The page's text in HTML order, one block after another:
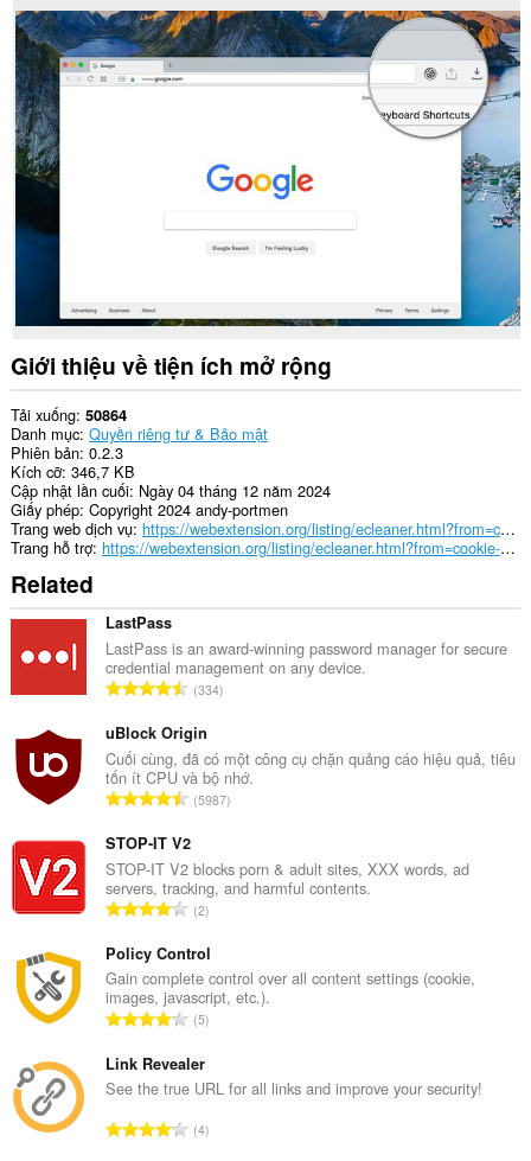
clear
recent
browsing
history,
cookies,
downloads,
passwords
and
related
data.
Giới thiệu về tiện ích mở rộng
Tải xuống 50864
Danh mục Quyền riêng tư & Bảo mật
Phiên bản 0.2.3
Kích cỡ 346,7 KB
Cập nhật lần cuối Ngày 04 tháng 12 năm 2024
Giấy phép Copyright 2024 andy-portmen
Trang web dịch vụ
https://webextension.org/listing/ecleaner.html?from=cookie-cleaner
Trang hỗ trợ
https://webextension.org/listing/ecleaner.html?from=cookie-cleaner
Related
LastPass
LastPass is an award-winning password manager for secure
credential management on any device.
T
n
g
s
ố
ế
p
h
ạ
n
g
:
334
uBlock Origin
Cuối cùng, đã có một công cụ chặn quảng cáo hiệu quả, tiêu
tốn ít CPU và bộ nhớ.
T
n
g
s
ố
ế
p
h
ạ
n
g
5987
STOP-IT V2
STOP-IT V2 blocks porn & adult sites, XXX words, ad
servers, tracking, and harmful contents.
T
n
g
s
ố
ế
p
h
ạ
2
Policy Control
Gain complete control over all content settings (cookie,
images, javascript, etc.).
T
n
g
ố
5
Link Revealer
See the true URL for all links and improve your security!
T4